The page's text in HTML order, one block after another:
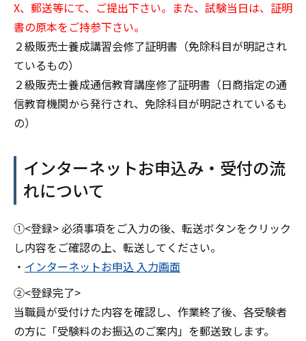
X、郵送等にて、ご提出下さい。また、試験当日は、証明
書の原本をご持参下さい。
２級販売士養成講習会修了証明書（免除科目が明記され
ているもの）
２級販売士養成通信教育講座修了証明書（日商指定の通
信教育機関から発行され、免除科目が明記されているも
の）
インターネットお申込み・受付の流
れについて
①<登録> 必須事項をご入力の後、転送ボタンをクリック
し内容をご確認の上、転送してください。
・ インターネットお申込 入力画面
②<登録完了>
当職員が受付けた内容を確認し、作業終了後、各受験者
の方に「受験料のお振込のご案内」を郵送致します。